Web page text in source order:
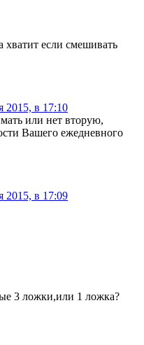
если смешивать
2015, в 17:10
или нет вторую,
Вашего ежедневного
2015, в 17:09
3 ложки,или 1 ложка?